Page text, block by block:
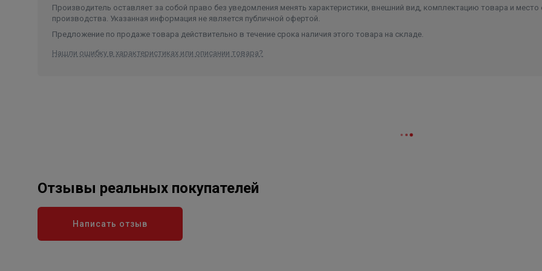
Производитель оставляет за собой право без уведомления менять характеристики, внешний вид, комплектацию товара и место
производства. Указанная информация не является публичной офертой.
Предложение по продаже товара действительно в течение срока наличия этого товара на складе.
Нашли ошибку в характеристиках или описании товара?
Отзывы реальных покупателей
Написать отзыв